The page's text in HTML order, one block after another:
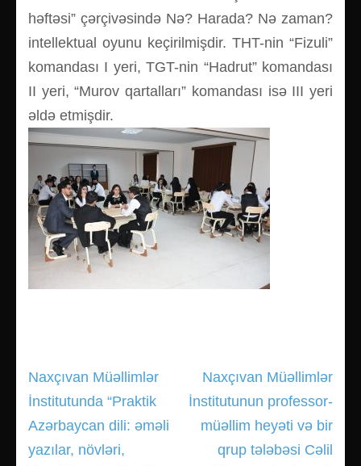
həftəsi” çərçivəsində Nə? Harada? Nə zaman?
intellektual oyunu keçirilmişdir. THT-nin “Fizuli”
komandası I yeri, TGT-nin “Hadrut” komandası
II yeri, “Murov qartalları” komandası isə III yeri
əldə etmişdir.
Yazı
gezinmesi
Naxçıvan Müəllimlər
İnstitutunda “Praktik
Azərbaycan dili: əməli
yazılar, növləri,
Naxçıvan Müəllimlər
İnstitutunun professor-
müəllim heyəti və bir
qrup tələbəsi Cəlil